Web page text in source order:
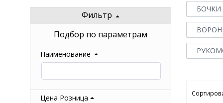
Фильтр
Подбор по параметрам
Наименование
Цена Розница